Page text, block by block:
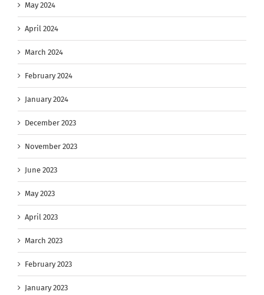
May 2024
April 2024
March 2024
February 2024
January 2024
December 2023
November 2023
June 2023
May 2023
April 2023
March 2023
February 2023
January 2023